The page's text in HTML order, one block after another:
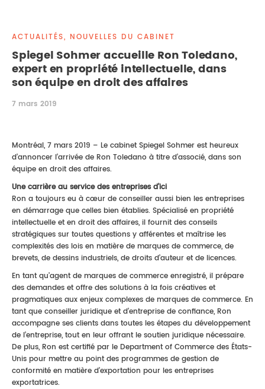
PROPRIÉTÉ INTELLECTUELLE
DROIT DE LA FAMILLE
ACTUALITÉS, NOUVELLES DU CABINET
Spiegel Sohmer accueille Ron Toledano,
expert en propriété intellectuelle, dans
son équipe en droit des affaires
7 mars 2019
Montréal, 7 mars 2019 – Le cabinet Spiegel Sohmer est heureux
d’annoncer l’arrivée de Ron Toledano à titre d’associé, dans son
équipe en droit des affaires.
Une carrière au service des entreprises d’ici
Ron a toujours eu à cœur de conseiller aussi bien les entreprises
en démarrage que celles bien établies. Spécialisé en propriété
intellectuelle et en droit des affaires, il fournit des conseils
stratégiques sur toutes questions y afférentes et maîtrise les
complexités des lois en matière de marques de commerce, de
brevets, de dessins industriels, de droits d’auteur et de licences.
En tant qu’agent de marques de commerce enregistré, il prépare
des demandes et offre des solutions à la fois créatives et
pragmatiques aux enjeux complexes de marques de commerce. En
tant que conseiller juridique et d’entreprise de confiance, Ron
accompagne ses clients dans toutes les étapes du développement
de l’entreprise, tout en leur offrant le soutien juridique nécessaire.
De plus, Ron est certifié par le Department of Commerce des États-
Unis pour mettre au point des programmes de gestion de
conformité en matière d’exportation pour les entreprises
exportatrices.